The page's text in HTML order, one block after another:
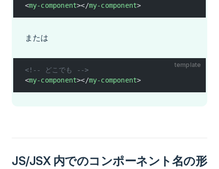
<my-component></my-component>
または
template
<!-- どこでも -->
<my-component></my-component>
JS/JSX 内でのコンポーネント名の形